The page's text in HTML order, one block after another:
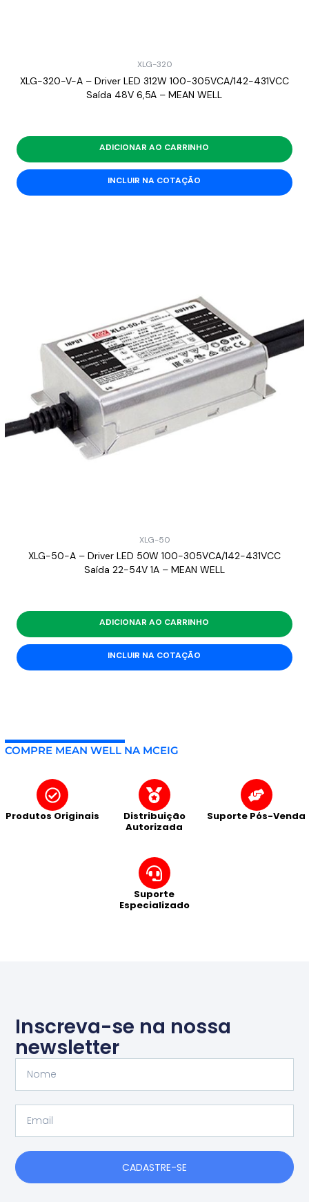
XLG-320
XLG-320-V-A – Driver LED 312W 100-305VCA/142-431VCC
Saída 48V 6,5A – MEAN WELL
ADICIONAR AO CARRINHO
INCLUIR NA COTAÇÃO
XLG-50
XLG-50-A – Driver LED 50W 100-305VCA/142-431VCC
Saída 22-54V 1A – MEAN WELL
ADICIONAR AO CARRINHO
INCLUIR NA COTAÇÃO
COMPRE MEAN WELL NA MCEIG
Produtos Originais
Distribuição
Autorizada
Suporte Pós-Venda
Suporte
Especializado
Inscreva-se na nossa
newsletter
CADASTRE-SE